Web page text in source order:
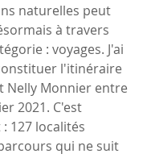
naturelles peut
à travers
: voyages. J'ai
l'itinéraire
Nelly Monnier entre
2021. C'est
127 localités
qui ne suit